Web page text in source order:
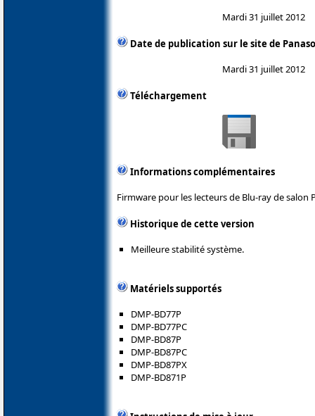
Mardi 31 juillet 2012
Date de publication sur le site de
Mardi 31 juillet 2012
Téléchargement
Informations complémentaires
Firmware pour les lecteurs de Blu-ray de salon
Historique de cette version
Meilleure stabilité système.
Matériels supportés
DMP-BD77P
DMP-BD77PC
DMP-BD87P
DMP-BD87PC
DMP-BD87PX
DMP-BD871P